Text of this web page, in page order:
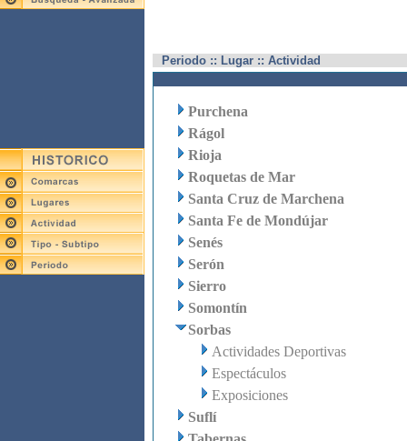
Periodo :: Lugar :: Actividad
Purchena
Rágol
Rioja
Roquetas de Mar
Santa Cruz de Marchena
Santa Fe de Mondújar
Senés
Serón
Sierro
Somontín
Sorbas
Actividades Deportivas
Espectáculos
Exposiciones
Suflí